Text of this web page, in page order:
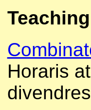
Horaris